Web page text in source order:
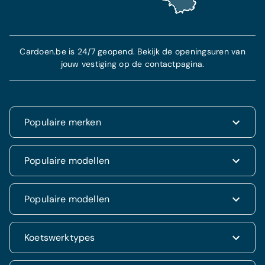
Populaire merken
Renault
Dacia
Volkswagen
Hyundai
Kia
Mercedes
Populaire modellen
Renault Clio
Fiat 500
Hyundai Tucson
Kia Rio
Populaire modellen
Hyundai i20
Koetswerktypes
Cardoen.be is 24/7 geopend. Bekijk de openingsuren van
jouw vestiging op de contactpagina.